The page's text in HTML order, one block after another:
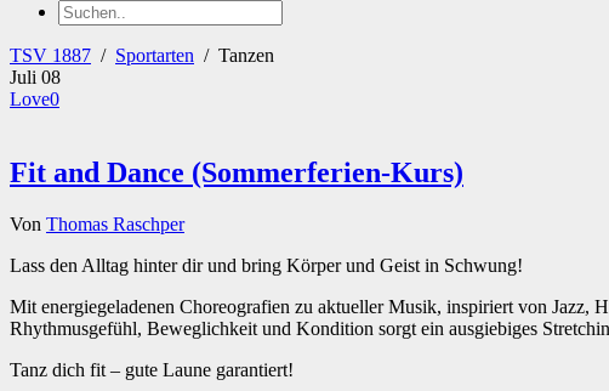
TSV 1887 / Sportarten / Tanzen
Juli 08
Love0
Fit and Dance (Sommerferien-Kurs)
Von Thomas Raschper
Lass den Alltag hinter dir und bring Körper und Geist in Schwung!
Mit energiegeladenen Choreografien zu aktueller Musik, inspiriert von Jazz,
Rhythmusgefühl, Beweglichkeit und Kondition sorgt ein ausgiebiges
Tanz dich fit – gute Laune garantiert!